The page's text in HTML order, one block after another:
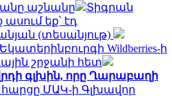
աշնանը
Տիգրան
եք՝ էդ
(տեսանյութ)
Wildberries-ի
շրջանի հետ
գլխին, որը Ղարաբաղի
ՄԱԿ-ի Գլխավոր